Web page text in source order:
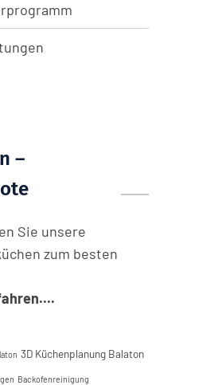
–
Sie unsere
zum besten
3D Küchenplanung Balaton
Backofenreinigung